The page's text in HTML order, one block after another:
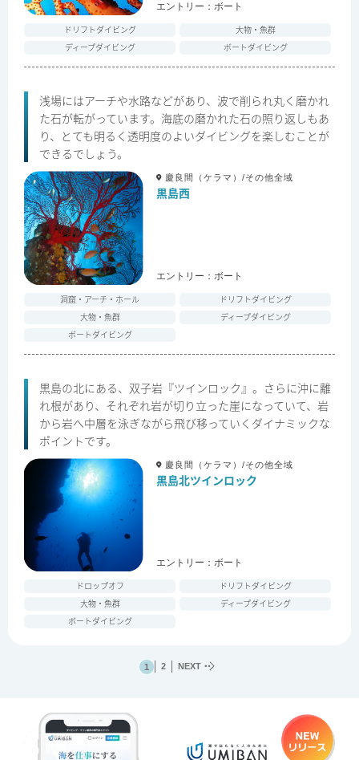
エントリー： ボート
ドリフトダイビング
大物・魚群
ディープダイビング
ボートダイビング
浅場にはアーチや水路などがあり、波で削られ丸く磨かれ
た石が転がっています。海底の磨かれた石の照り返しもあ
り、とても明るく透明度のよいダイビングを楽しむことが
できるでしょう。
慶良間（ケラマ）/その他全域
黒島西
エントリー： ボート
洞窟・アーチ・ホール
ドリフトダイビング
大物・魚群
ディープダイビング
ボートダイビング
黒島の北にある、双子岩『ツインロック』。さらに沖に離
れ根があり、それぞれ岩が切り立った崖になっていて、岩
から岩へ中層を泳ぎながら飛び移っていくダイナミックな
ポイントです。
慶良間（ケラマ）/その他全域
黒島北ツインロック
エントリー： ボート
ドロップオフ
ドリフトダイビング
大物・魚群
ディープダイビング
ボートダイビング
1 2 NEXT